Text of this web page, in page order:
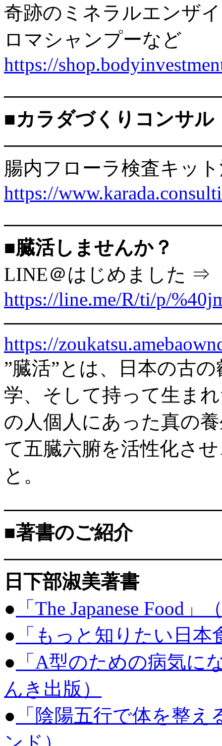
奇跡のミネラルエンザ
ロマシャンプーなど
https://
■カラダづくりコンサル
腸内フローラ検査キッ
https://
■臓活しませんか？
LINE＠はじめました ⇒
https://line.me/R/ti/p/
https://
”臓活”とは、日本の古
学、そして持って生ま
の人個人にあった真の
て五臓六腑を活性化さ
と。
■著書のご紹介
日下部淑美著書
● 「The Japanese Food
● 「もっと知りたい日
● 「A型のための病気に
んき出版）
● 「陰陽五行で体を整